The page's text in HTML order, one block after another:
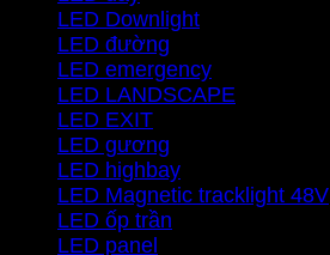
LED Downlight
LED đường
LED emergency
LED LANDSCAPE
LED EXIT
LED gương
LED highbay
LED Magnetic tracklight 48V
LED ốp trần
LED panel